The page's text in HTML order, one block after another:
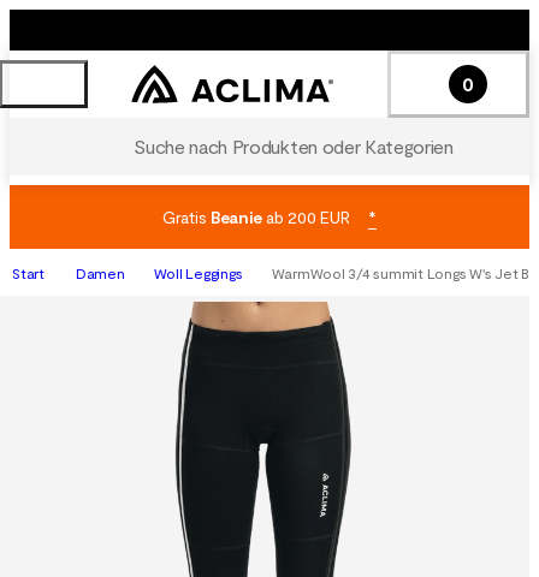
Suche nach Produkten oder Kategorien
0
Gratis Beanieab 200 EUR *
Start Damen Woll Leggings WarmWool 3/4 summit Longs W's Jet